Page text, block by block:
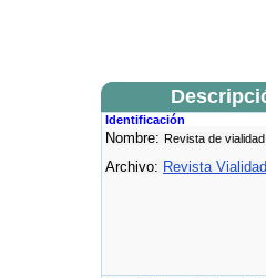
Identificación
Nombre: Revista de
Archivo: Revista